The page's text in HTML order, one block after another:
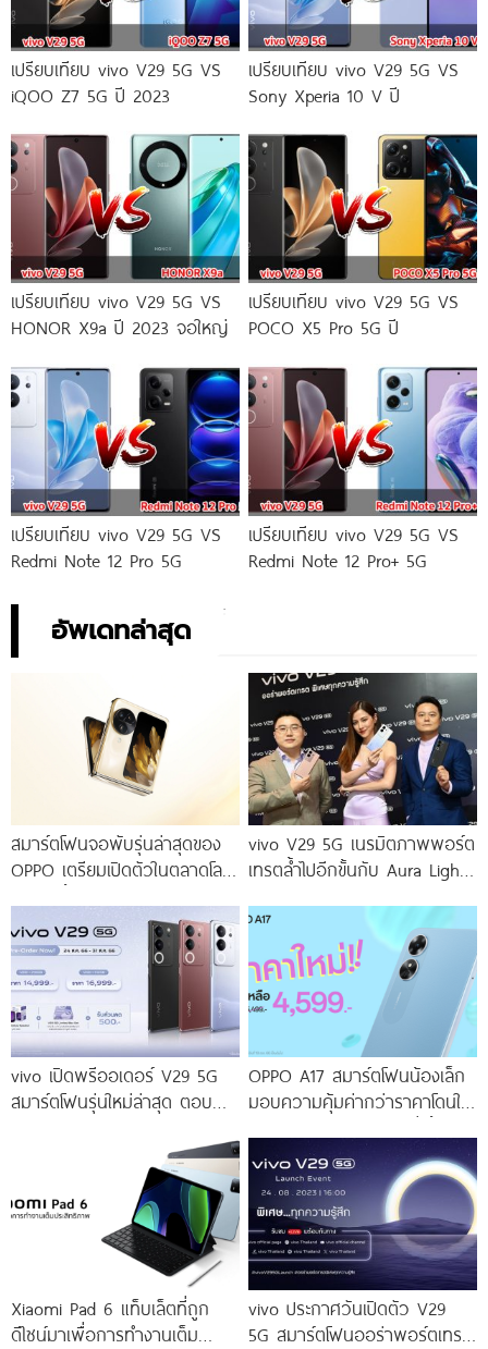
เปรียบเทียบ vivo V29 5G VS
iQOO Z7 5G ปี 2023
เปรียบเทียบ vivo V29 5G VS
Sony Xperia 10 V ปี
เปรียบเทียบ vivo V29 5G VS
HONOR X9a ปี 2023 จอใหญ่
เปรียบเทียบ vivo V29 5G VS
POCO X5 Pro 5G ปี
เปรียบเทียบ vivo V29 5G VS
Redmi Note 12 Pro 5G
เปรียบเทียบ vivo V29 5G VS
Redmi Note 12 Pro+ 5G
อัพเดทล่าสุด
สมาร์ตโฟนจอพับรุ่นล่าสุดของ
OPPO เตรียมเปิดตัวในตลาดโลก
vivo V29 5G เนรมิตภาพพอร์ต
เทรตล้ำไปอีกขั้นกับ Aura Light
โดดเด่นด้วยสุนทรียศาสตร์แห่ง
vivo เปิดพรีออเดอร์ V29 5G
สมาร์ตโฟนรุ่นใหม่ล่าสุด ตอบ
ราคาเริ่มต้นเพียง 14,999 บาท
จัดเต็มกับโปรโมชันพิเศษก่อนใคร
OPPO A17 สมาร์ตโฟนน้องเล็ก
มอบความคุ้มค่ากว่าราคาโดนใจ
ราคาใหม่เพียง 4,599 บาท
เท่านั้น!
Xiaomi Pad 6 แท็บเล็ตที่ถูก
ดีไซน์มาเพื่อการทำงานเต็ม
vivo ประกาศวันเปิดตัว V29
5G สมาร์ตโฟนออร่าพอร์ตเทร